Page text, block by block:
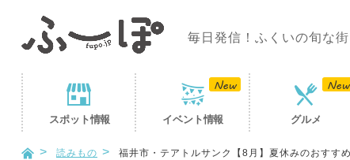
毎日発信！ふくいの旬な
スポット情報 イベント情報 グルメ
読みもの 福井市・テアトルサンク【8月】夏休みのおすす